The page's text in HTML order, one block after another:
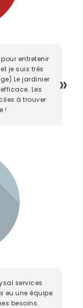
entretenir
je suis très
Le jardinier
Les
à trouver
!
services
eu une équipe
besoins.